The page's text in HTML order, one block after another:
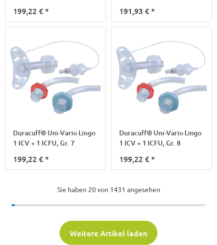
199,22 €* 191,93 €*
Duracuff® Uni-Vario Lingo
1 ICV + 1 ICFU, Gr. 7
199,22 €*
Duracuff® Uni-Vario Lingo
1 ICV + 1 ICFU, Gr. 8
199,22 €*
Sie haben 20von 1431 angesehen
Weitere Artikel laden